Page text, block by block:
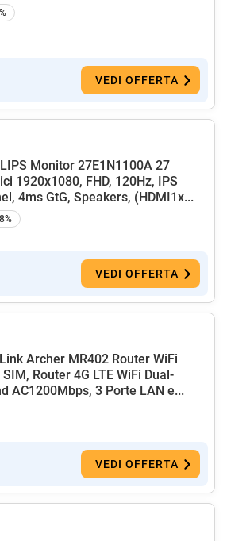
VEDI OFFERTA
Monitor 27E1N1100A 27
1920x1080, FHD, 120Hz, IPS
4ms GtG, Speakers, (HDMI1x...
VEDI OFFERTA
Archer MR402 Router WiFi
Router 4G LTE WiFi Dual-
AC1200Mbps, 3 Porte LAN e...
VEDI OFFERTA